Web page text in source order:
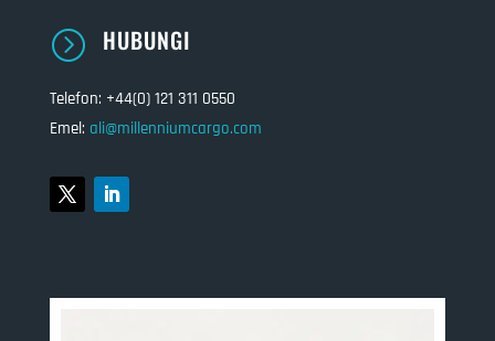
= HUBUNGI
Telefon: +44(0) 121 311 0550
Emel: ali@millenniumcargo.com